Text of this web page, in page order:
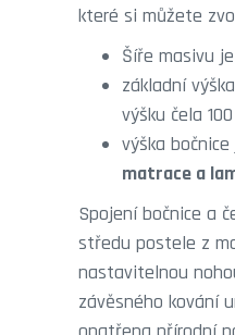
které si můžete
Šíře masivu
základní
výšku čela
výška
matrace a
Spojení bočnice a
středu postele z
nastavitelnou
závěsného kování